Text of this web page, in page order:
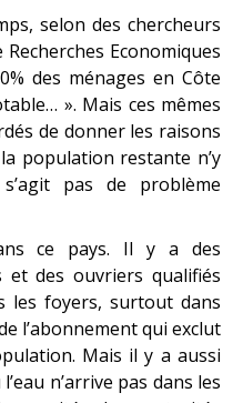
selon des chercheurs
Economiques
des ménages en Côte
». Mais ces mêmes
de donner les raisons
population restante n’y
pas de problème
ce pays. Il y a des
et des ouvriers qualifiés
les foyers, surtout dans
l’abonnement qui exclut
Mais il y a aussi
n’arrive pas dans les